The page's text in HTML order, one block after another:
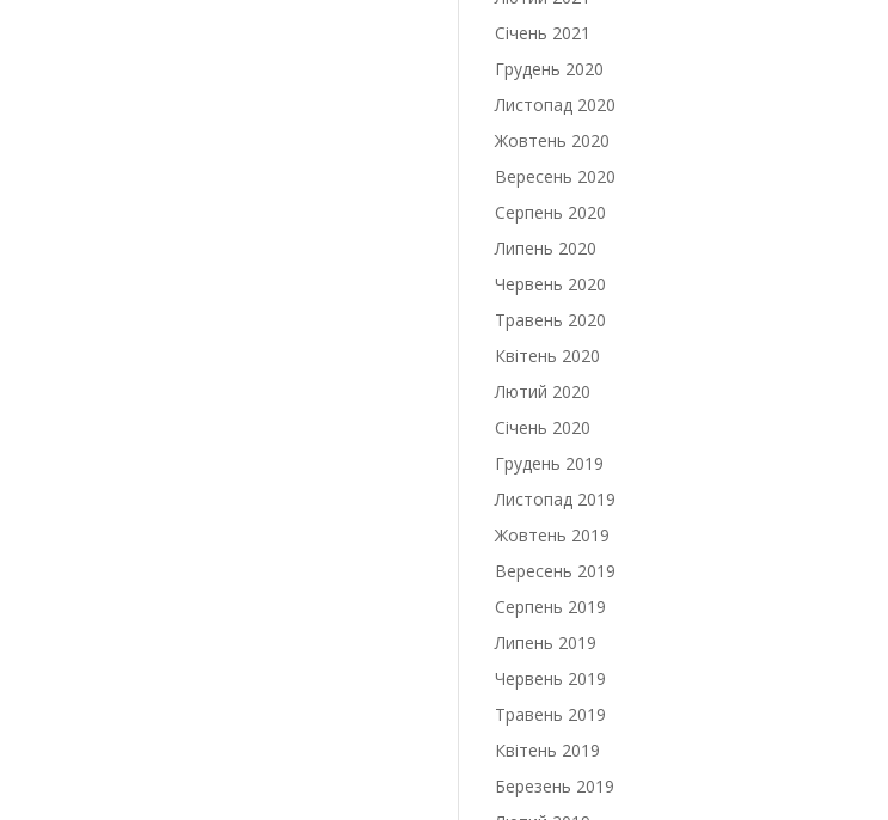
Січень 2021
Грудень 2020
Листопад 2020
Жовтень 2020
Вересень 2020
Серпень 2020
Липень 2020
Червень 2020
Травень 2020
Квітень 2020
Лютий 2020
Січень 2020
Грудень 2019
Листопад 2019
Жовтень 2019
Вересень 2019
Серпень 2019
Липень 2019
Червень 2019
Травень 2019
Квітень 2019
Березень 2019